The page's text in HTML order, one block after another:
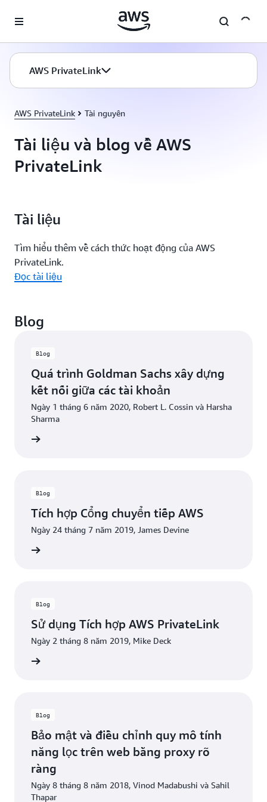
AWS PrivateLink
AWS PrivateLink Tài nguyên
Tài liệu và blog về AWS
PrivateLink
Tài liệu
Tìm hiểu thêm về cách thức hoạt động của AWS
PrivateLink.
Đọc tài liệu
Blog
Blog
Quá trình Goldman Sachs xây dựng
kết nối giữa các tài khoản
Ngày 1 tháng 6 năm 2020, Robert L. Cossin và Harsha
Sharma
Blog
Tích hợp Cổng chuyển tiếp AWS
Ngày 24 tháng 7 năm 2019, James Devine
Blog
Sử dụng Tích hợp AWS PrivateLink
Ngày 2 tháng 8 năm 2019, Mike Deck
Blog
Bảo mật và điều chỉnh quy mô tính
năng lọc trên web bằng proxy rõ
ràng
Ngày 8 tháng 8 năm 2018, Vinod Madabushi và Sahil
Thapar